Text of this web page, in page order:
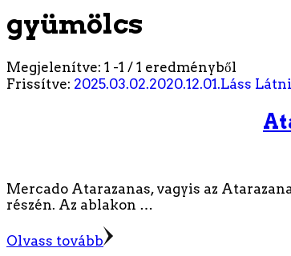
gyümölcs
Megjelenítve: 1 -1 / 1 eredményből
Frissítve: 2025.03.02.2020.12.01.Láss
Mercado Atarazanas, vagyis az
részén. Az ablakon …
Olvass tovább